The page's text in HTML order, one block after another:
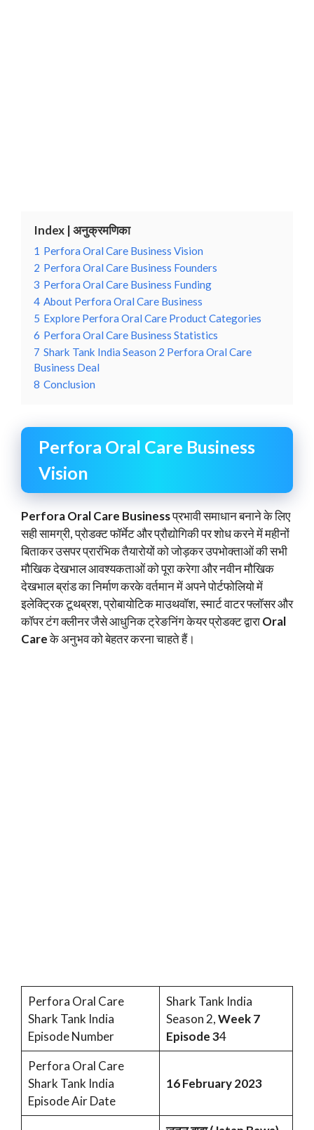
Index | अनुक्रमणिका
1 Perfora Oral Care Business Vision
2 Perfora Oral Care Business Founders
3 Perfora Oral Care Business Funding
4 About Perfora Oral Care Business
5 Explore Perfora Oral Care Product Categories
6 Perfora Oral Care Business Statistics
7 Shark Tank India Season 2 Perfora Oral Care
Business Deal
8 Conclusion
Perfora Oral Care Business
Vision
Perfora Oral Care Businessप्रभावी समाधान बनाने के लिए
सही सामग्री, प्रोडक्ट फॉर्मेट और प्रौद्योगिकी पर शोध करने में महीनों
बिताकर उसपर प्रारंभिक तैयारोयों को जोड़कर उपभोक्ताओं की सभी
मौखिक देखभाल आवश्यकताओं को पूरा करेगा और नवीन मौखिक
देखभाल ब्रांड का निर्माण करके वर्तमान में अपने पोर्टफोलियो में
इलेक्ट्रिक टूथब्रश, प्रोबायोटिक माउथवॉश, स्मार्ट वाटर फ्लॉसर और
कॉपर टंग क्लीनर जैसे आधुनिक ट्रेङनिंग केयर प्रोडक्ट द्वाराOral
Careके अनुभव को बेहतर करना चाहते हैं।
Perfora Oral Care
Shark Tank India
Episode Number
Shark Tank India
Season 2,Week 7
Episode 34
Perfora Oral Care
Shark Tank India
Episode Air Date
16 February 2023